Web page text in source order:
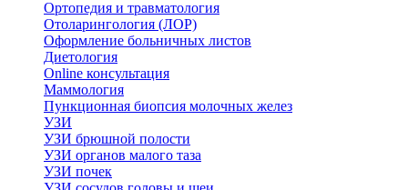
Ортопедия и травматология
Отоларингология (ЛОР)
Оформление больничных листов
Диетология
Online консультация
Маммология
Пункционная биопсия молочных желез
УЗИ
УЗИ брюшной полости
УЗИ органов малого таза
УЗИ почек